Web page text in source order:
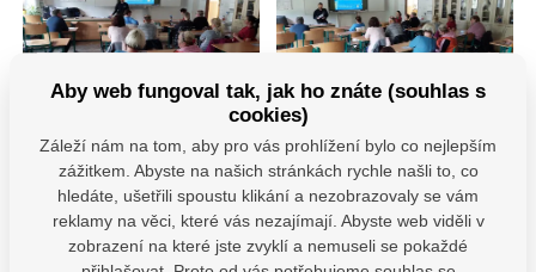
Aby web fungoval tak, jak ho znáte (souhlas s
cookies)
Záleží nám na tom, aby pro vás prohlížení bylo co nejlepším
zážitkem. Abyste na našich stránkách rychle našli to, co
hledáte, ušetřili spoustu klikání a nezobrazovaly se vám
reklamy na věci, které vás nezajímají. Abyste web viděli v
zobrazení na které jste zvyklí a nemuseli se pokaždé